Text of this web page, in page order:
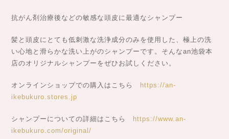
抗がん剤治療後などの敏感な頭皮に最適なシャンプー
髪と頭皮にとても低刺激な洗浄成分のみを使用した、極上の洗
い心地と滑らかな洗い上がのシャンプーです。そんなan池袋本
店のオリジナルシャンプーをぜひお試しください。
オンラインショップでの購入はこちら https://an-
ikebukuro.stores.jp
シャンプーについての詳細はこちら https://www.an-
ikebukuro.com/original/